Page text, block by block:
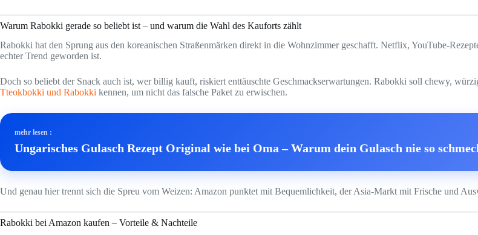
Warum Rabokki gerade so beliebt ist – und warum die Wahl des Kauforts zählt
Rabokki hat den Sprung aus den koreanischen Straßenmärken direkt in die Wohnzimmer geschafft. Netflix, YouTube-
echter Trend geworden ist.
Doch so beliebt der Snack auch ist, wer billig kauft, riskiert enttäuschte Geschmackserwartungen. Rabokki soll chewy,
Tteokbokki und Rabokki kennen, um nicht das falsche Paket zu erwischen.
mehr lesen :
Ungarisches Gulasch Rezept Original wie bei Oma – Warum dein Gulasch nie so
Und genau hier trennt sich die Spreu vom Weizen: Amazon punktet mit Bequemlichkeit, der Asia-Markt mit Frische und
Rabokki bei Amazon kaufen – Vorteile & Nachteile